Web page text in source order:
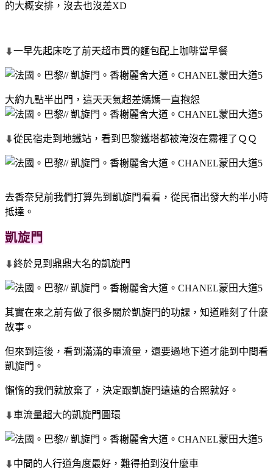
的大概安排，沒去也沒差XD
⬇一早先起床吃了前天超市買的麵包配上咖啡當早餐
大約九點半出門，這天天氣超差媽媽一直抱怨
⬇從民宿走到地鐵站，看到巴黎鐵塔都被淹沒在霧裡了ＱＱ
去香奈兒前我們打算先到凱旋門看看，從民宿出發大約半小時
抵達。
凱旋門
⬇終於見到鼎鼎大名的凱旋門
其實在來之前有做了很多關於凱旋門的功課，知道雕刻了什麼
故事。
但來到這後，看到滿滿的車流量，還要過地下道才能到中間看
凱旋門。
懶惰的我們就放棄了，決定跟凱旋門遠遠的合照就好。
⬇車流量超大的凱旋門圓環
⬇中間的人行道角度最好，難得拍到沒什麼車